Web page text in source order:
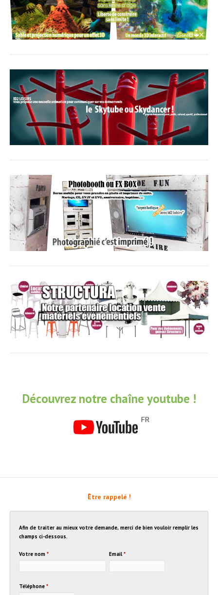
Découvrez notre chaîne youtube !
Être rappelé !
Afin de traiter au mieux votre demande, merci de bien vouloir remplir les
champs ci-dessous.
Votre nom * Email*
Téléphone *